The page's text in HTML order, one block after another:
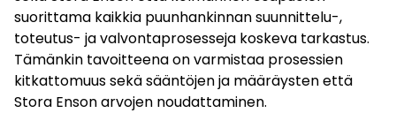
suorittama kaikkia puunhankinnan suunnittelu-,
toteutus- ja valvontaprosesseja koskeva tarkastus.
Tämänkin tavoitteena on varmistaa prosessien
kitkattomuus sekä sääntöjen ja määräysten että
Stora Enson arvojen noudattaminen.